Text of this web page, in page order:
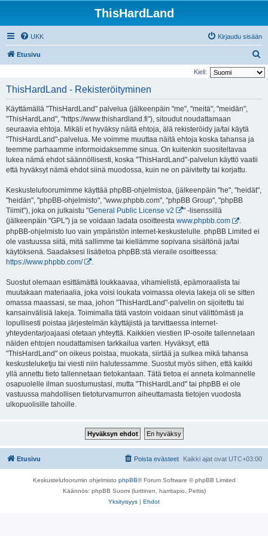
ThisHardLand
UKK Kirjaudu sisään
Etusivu
t
Kieli:
ThisHardLand - Rekisteröityminen
Käyttämällä "ThisHardLand" palvelua (jälkeenpäin "me", "meitä", "meidän",
"ThisHardLand", "https://www.thishardland.fi"), sitoudut noudattamaan
seuraavia ehtoja. Mikäli et hyväksy näitä ehtoja, älä rekisteröidy ja/tai käytä
"ThisHardLand"-palvelua. Me voimme muuttaa näitä ehtoja koska tahansa ja
teemme parhaamme informoidaksemme sinua. On kuitenkin suositeltavaa
lukea nämä ehdot säännöllisesti, koska "ThisHardLand"-palvelun käyttö vaatii
että hyväksyt nämä ehdot siinä muodossa, kuin ne on päivitetty tai korjattu.
Keskustelufoorumimme käyttää phpBB-ohjelmistoa, (jälkeenpäin "he", "heidät",
"heidän", "phpBB-ohjelmisto", "www.phpbb.com", "phpBB Group", "phpBB
Tiimit"), joka on julkaistu "General Public License v2
" -lisenssillä
(jälkeenpäin "GPL") ja se voidaan ladata osoitteesta www.phpbb.com
.
phpBB-ohjelmisto luo vain ympäristön internet-keskustelulle. phpBB Limited ei
ole vastuussa siitä, mitä sallimme tai kiellämme sopivana sisältönä ja/tai
käytöksenä. Saadaksesi lisätietoa phpBB:stä vieraile osoitteessa:
https://www.phpbb.com/
Suostut olemaan esittämättä loukkaavaa, vihamielistä, epämoraalista tai
muutakaan materiaalia, joka voisi loukata voimassa olevia lakeja oli se sitten
omassa maassasi, se maa, johon "ThisHardLand"-palvelin on sijoitettu tai
kansainvälisiä lakeja. Toimimalla tätä vastoin voidaan sinut välittömästi ja
lopullisesti poistaa järjestelmän käyttäjistä ja tarvittaessa internet-
yhteydentarjoajaasi otetaan yhteyttä. Kaikkien viestien IP-osoite tallennetaan
näiden ehtojen noudattamisen tarkkailua varten. Hyväksyt, että
"ThisHardLand" on oikeus poistaa, muokata, siirtää ja sulkea mikä tahansa
keskusteluketju tai viesti niin halutessamme. Suostut myös siihen, että kaikki
yllä annettu tieto tallennetaan tietokantaan. Tätä tietoa ei anneta kolmannelle
osapuolelle ilman suostumustasi, mutta "ThisHardLand" tai phpBB ei ole
vastuussa mahdollisen tietoturvamurron aiheuttamasta tietojen vuodosta
ulkopuolisille tahoille.
Etusivu Kaikki ajat ovat UTC+03:00
Poista evästeet
Keskustelufoorumin ohjelmisto phpBB® Forum Software © phpBB Limited
Käännös: phpBB Suomi (lurttinen, harritapio, Pettis)
Yksityisyys | Ehdot